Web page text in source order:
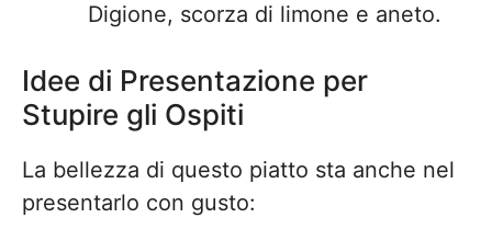
Digione, scorza di limone e aneto.
Idee di Presentazione per
Stupire gli Ospiti
La bellezza di questo piatto sta anche nel
presentarlo con gusto: